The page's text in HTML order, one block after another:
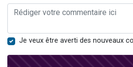
Je veux être averti des nouveaux